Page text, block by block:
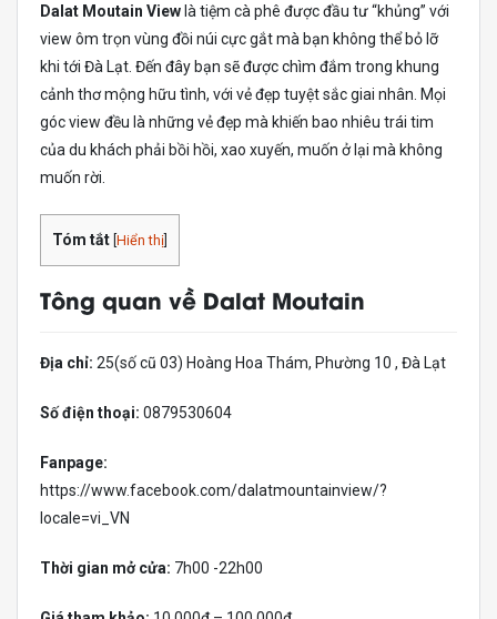
Dalat Moutain View là tiệm cà phê được đầu tư “khủng” với
view ôm trọn vùng đồi núi cực gắt mà bạn không thể bỏ lỡ
khi tới Đà Lạt. Đến đây bạn sẽ được chìm đắm trong khung
cảnh thơ mộng hữu tình, với vẻ đẹp tuyệt sắc giai nhân. Mọi
góc view đều là những vẻ đẹp mà khiến bao nhiêu trái tim
của du khách phải bồi hồi, xao xuyến, muốn ở lại mà không
muốn rời.
Tóm tắt Hiển thị
Tông quan về Dalat Moutain
Địa chỉ: 25(số cũ 03) Hoàng Hoa Thám, Phường 10 , Đà Lạt
Số điện thoại: 0879530604
Fanpage:
https://www.facebook.com/dalatmountainview/?
locale=vi_VN
Thời gian mở cửa: 7h00 -22h00